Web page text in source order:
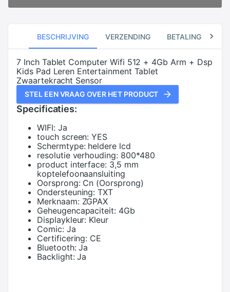
BESCHRIJVING VERZENDING BETALING
7 Inch Tablet Computer Wifi 512 + 4Gb Arm + Dsp
Kids Pad Leren Entertainment Tablet
Zwaartekracht Sensor
STEL EEN VRAAG OVER HET PRODUCT
Specificaties:
WIFI: Ja
touch screen: YES
Schermtype: heldere lcd
resolutie verhouding: 800*480
product interface: 3,5 mm
koptelefoonaansluiting
Oorsprong: Cn (Oorsprong)
Ondersteuning: TXT
Merknaam: ZGPAX
Geheugencapaciteit: 4Gb
Displaykleur: Kleur
Comic: Ja
Certificering: CE
Bluetooth: Ja
Backlight: Ja